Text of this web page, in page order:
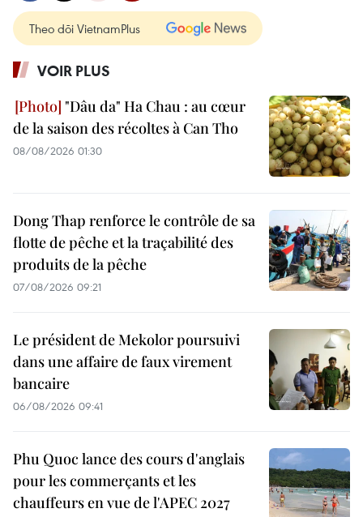
Theo dõi VietnamPlus
VOIR PLUS
"Dâu da" Ha Chau : au cœur
de la saison des récoltes à Can Tho
08/08/2026 01:30
Dong Thap renforce le contrôle de sa
flotte de pêche et la traçabilité des
produits de la pêche
07/08/2026 09:21
Le président de Mekolor poursuivi
dans une affaire de faux virement
bancaire
06/08/2026 09:41
Phu Quoc lance des cours d'anglais
pour les commerçants et les
chauffeurs en vue de l'APEC 2027